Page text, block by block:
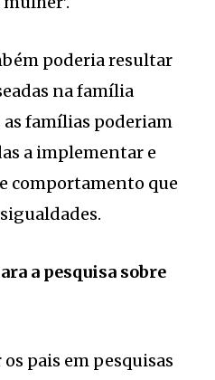
poderia resultar
na família
as famílias poderiam
a implementar e
comportamento que
a pesquisa sobre
pais em pesquisas